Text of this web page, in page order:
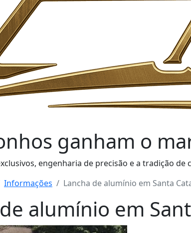
ganham o
engenharia de precisão e a tradição
Informações Lancha de alumínio em Santa
alumínio em